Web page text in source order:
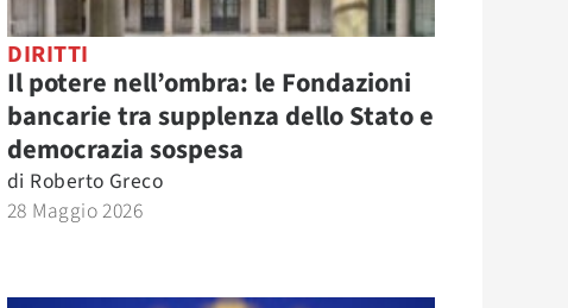
DIRITTI
Il potere nell’ombra: le Fondazioni
bancarie tra supplenza dello Stato e
democrazia sospesa
di Roberto Greco
28 Maggio 2026